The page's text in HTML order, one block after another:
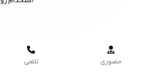

حضوری

تلفنی